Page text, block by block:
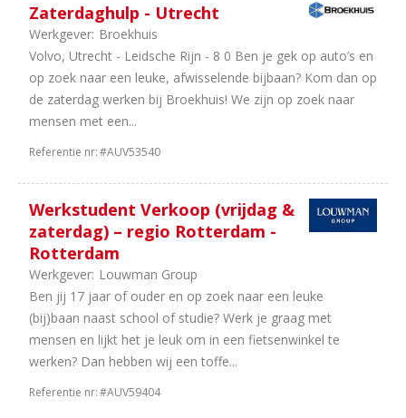
Zaterdaghulp - Utrecht
Werkgever: Broekhuis
Volvo, Utrecht - Leidsche Rijn - 8 0 Ben je gek op auto’s en
op zoek naar een leuke, afwisselende bijbaan? Kom dan op
de zaterdag werken bij Broekhuis! We zijn op zoek naar
mensen met een...
Referentie nr:#AUV53540
Werkstudent Verkoop (vrijdag &
zaterdag) – regio Rotterdam -
Rotterdam
Werkgever: Louwman Group
Ben jij 17 jaar of ouder en op zoek naar een leuke
(bij)baan naast school of studie? Werk je graag met
mensen en lijkt het je leuk om in een fietsenwinkel te
werken? Dan hebben wij een toffe...
Referentie nr:#AUV59404